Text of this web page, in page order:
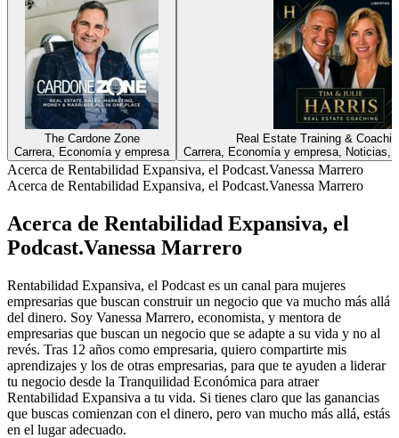
The Cardone Zone
Carrera, Economía y empresa
Real Estate Training &
Carrera, Economía y empresa, Noticias,
Acerca de Rentabilidad Expansiva, el Podcast.Vanessa Marrero
Acerca de Rentabilidad Expansiva, el Podcast.Vanessa Marrero
Acerca de Rentabilidad Expansiva, el
Podcast.Vanessa Marrero
Rentabilidad Expansiva, el Podcast es un canal para mujeres
empresarias que buscan construir un negocio que va mucho más allá
del dinero. Soy Vanessa Marrero, economista, y mentora de
empresarias que buscan un negocio que se adapte a su vida y no al
revés. Tras 12 años como empresaria, quiero compartirte mis
aprendizajes y los de otras empresarias, para que te ayuden a liderar
tu negocio desde la Tranquilidad Económica para atraer
Rentabilidad Expansiva a tu vida. Si tienes claro que las ganancias
que buscas comienzan con el dinero, pero van mucho más allá, estás
en el lugar adecuado.